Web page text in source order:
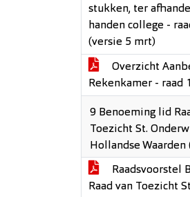
stukken, ter
handen college -
(versie 5 mrt)
Overzicht
Rekenkamer - raad
9 Benoeming lid
Toezicht St.
Hollandse Waarden
Raadsvoorstel
Raad van Toezicht